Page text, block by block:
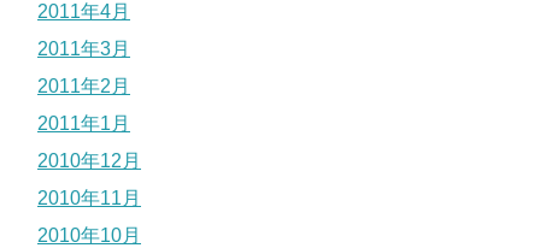
2011年4月
2011年3月
2011年2月
2011年1月
2010年12月
2010年11月
2010年10月